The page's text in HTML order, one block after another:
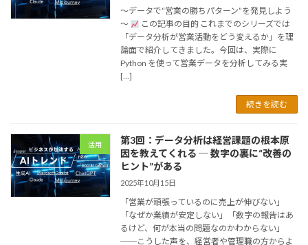
～データで“営業の勝ちパターン”を発見しよう
～
この記事の目的 これまでのシリーズでは
「データ分析が営業活動をどう変えるか」を理
論面で紹介してきました。今回は、実際に
Python を使って営業データを分析してみる実
[…]
続きを読む
活用
第3回：データ分析は経営課題の根本原
因を教えてくれる ─ 数字の裏に“改善の
ヒント”がある
2025年10月15日
「営業が頑張っているのに売上が伸びない」
「なぜか業績が安定しない」「数字の報告はあ
るけど、何が本当の問題なのかわからない」
──こうした声を、経営者や管理職の方からよ